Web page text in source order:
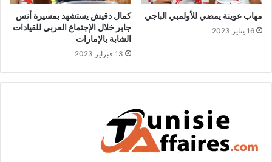
مهاب عوينة يمضي للأولمبي الباجي
16 يناير 2023
كمال دقيش يستشهد بمسيرة أنس
جابر خلال الإجتماع العربي للقيادات
الشابة بالإمارات
13 فبراير 2023